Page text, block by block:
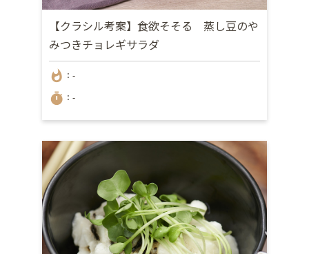
【クラシル考案】食欲そそる 蒸し豆のや
みつきチョレギサラダ
whatshot ：-
timer ：-